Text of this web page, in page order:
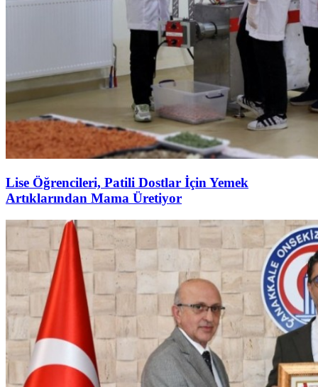
Lise Öğrencileri, Patili Dostlar İçin Yemek
Artıklarından Mama Üretiyor